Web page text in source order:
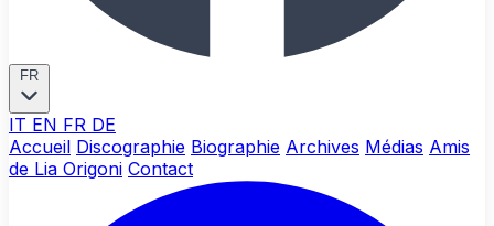
FR
IT EN FR DE
Accueil Discographie Biographie Archives Médias Amis
de Lia Origoni Contact